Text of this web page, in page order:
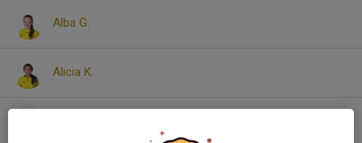
Alba G.
Alicia K.